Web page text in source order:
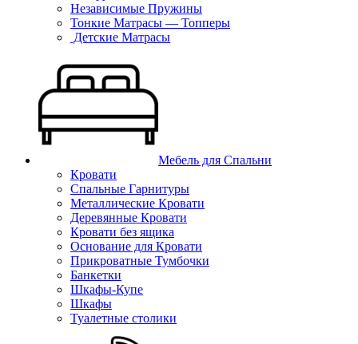
Независимые Пружины
Тонкие Матрасы — Топперы
Детские Матрасы
Мебель для Спальни
Кровати
Спальные Гарнитуры
Металлические Кровати
Деревянные Кровати
Кровати без ящика
Основание для Кровати
Прикроватные Тумбочки
Банкетки
Шкафы-Купе
Шкафы
Туалетные столики